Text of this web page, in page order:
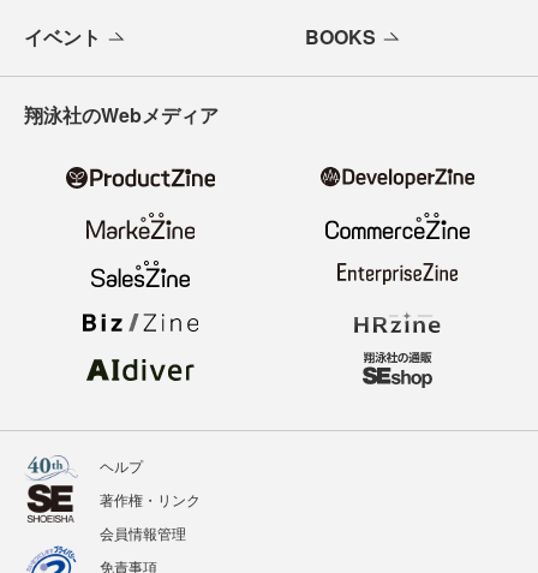
ニュース 記事
イベント BOOKS